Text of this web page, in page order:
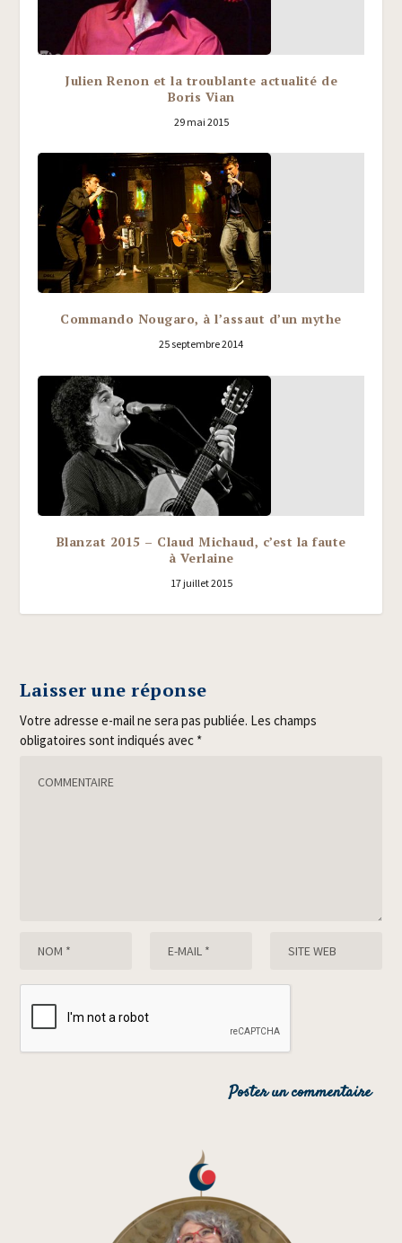
Julien Renon et la troublante actualité de
Boris Vian
29 mai 2015
Commando Nougaro, à l’assaut d’un mythe
25 septembre 2014
Blanzat 2015 – Claud Michaud, c’est la faute
à Verlaine
17 juillet 2015
Laisser une réponse
Votre adresse e-mail ne sera pas publiée. Les champs
obligatoires sont indiqués avec *